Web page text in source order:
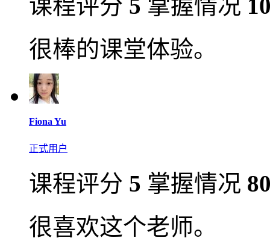
课程评分 5 掌握情况
很棒的课堂体验。
Fiona Yu
正式用户
课程评分 5 掌握情况
很喜欢这个老师。